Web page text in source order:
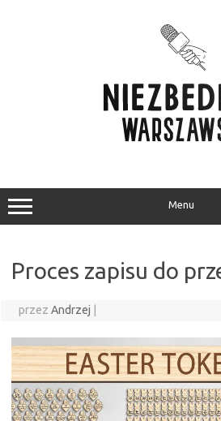
Menu
Proces zapisu do
przez Andrzej